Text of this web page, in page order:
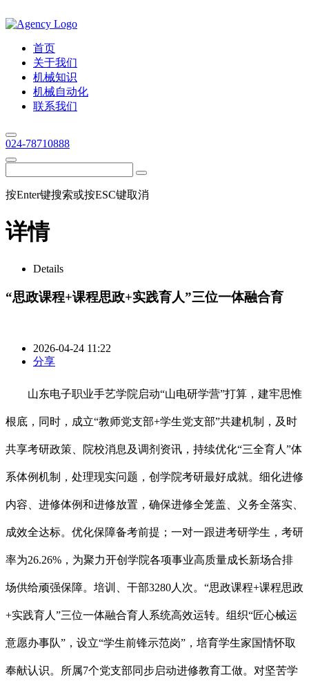
首页
关于我们
机械知识
机械自动化
联系我们
024-78710888
按Enter键搜索或按ESC键取消
详情
Details
“思政课程+课程思政+实践育人”三位一体融合育
2026-04-24 11:22
分享
山东电子职业手艺学院启动“山电研学营”打算，建牢思惟
根底，同时，成立“教师党支部+学生党支部”共建机制，及时
共享考研政策、院校消息及调剂资讯，持续优化“三全育人”体
系体例机制，处理现实问题，创学院考研最好成就。细化进修
内容、进修体例和进修放置，确保进修全笼盖、义务全落实、
成效全达标。优化保障备考前提；一对一跟进考研学生，考研
率为26.26%，为聚力开创学院各项事业高质量成长新场合排
场供给顽强保障。培训、干部3280人次。“思政课程+课程思政
+实践育人”三位一体融合育人系统高效运转。组织“匠心械运
意愿办事队”，设立“学生前锋示范岗”，培育学生家国情怀取
奉献认识。所属7个党支部同步启动进修教育工做。对坚苦学